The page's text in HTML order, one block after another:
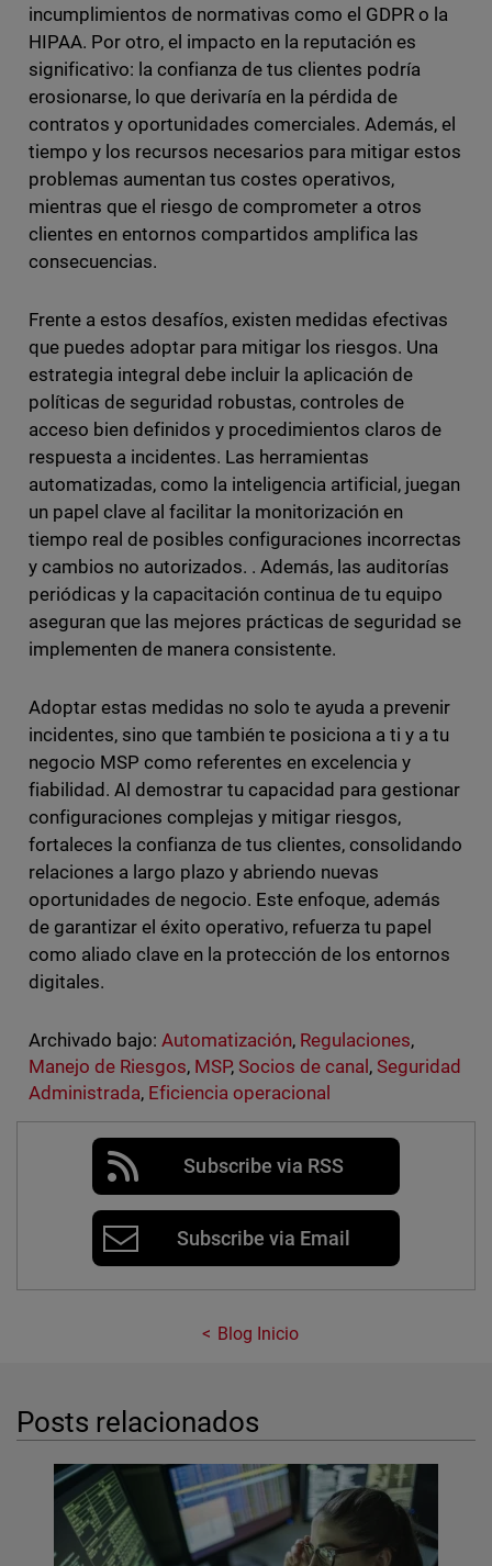
incumplimientos de normativas como el GDPR o la
HIPAA. Por otro, el impacto en la reputación es
significativo: la confianza de tus clientes podría
erosionarse, lo que derivaría en la pérdida de
contratos y oportunidades comerciales. Además, el
tiempo y los recursos necesarios para mitigar estos
problemas aumentan tus costes operativos,
mientras que el riesgo de comprometer a otros
clientes en entornos compartidos amplifica las
consecuencias.
Frente a estos desafíos, existen medidas efectivas
que puedes adoptar para mitigar los riesgos. Una
estrategia integral debe incluir la aplicación de
políticas de seguridad robustas, controles de
acceso bien definidos y procedimientos claros de
respuesta a incidentes. Las herramientas
automatizadas, como la inteligencia artificial, juegan
un papel clave al facilitar la monitorización en
tiempo real de posibles configuraciones incorrectas
y cambios no autorizados. . Además, las auditorías
periódicas y la capacitación continua de tu equipo
aseguran que las mejores prácticas de seguridad se
implementen de manera consistente.
Adoptar estas medidas no solo te ayuda a prevenir
incidentes, sino que también te posiciona a ti y a tu
negocio MSP como referentes en excelencia y
fiabilidad. Al demostrar tu capacidad para gestionar
configuraciones complejas y mitigar riesgos,
fortaleces la confianza de tus clientes, consolidando
relaciones a largo plazo y abriendo nuevas
oportunidades de negocio. Este enfoque, además
de garantizar el éxito operativo, refuerza tu papel
como aliado clave en la protección de los entornos
digitales.
Archivado bajo: Automatización, Regulaciones,
Manejo de Riesgos, MSP, Socios de canal ,Seguridad
Administrada, Eficiencia operacional
Subscribe via RSS
Subscribe via Email
Blog Inicio
Posts relacionados